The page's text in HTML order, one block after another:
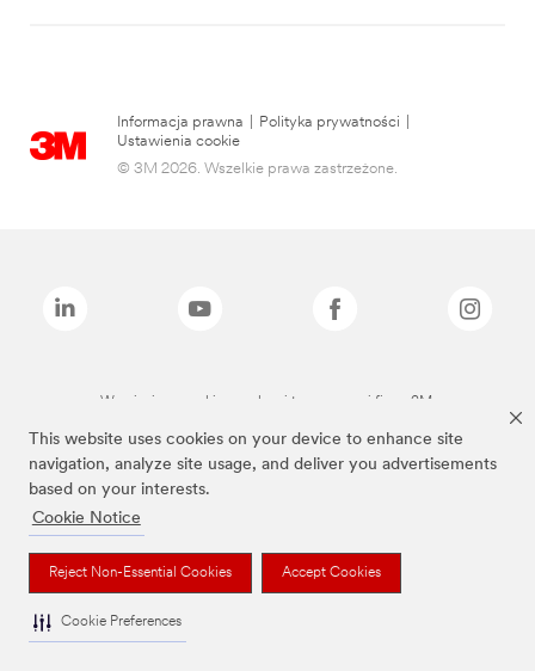
This website uses cookies on your device to enhance site
navigation, analyze site usage, and deliver you advertisements
based on your interests.
Cookie Notice
Reject Non-Essential Cookies Accept Cookies
Cookie Preferences
Informacja prawna Polityka prywatności
Ustawienia cookie
© 3M 2026. Wszelkie prawa zastrzeżone.
Wymienione marki są znakami towarowymi firmy 3M.